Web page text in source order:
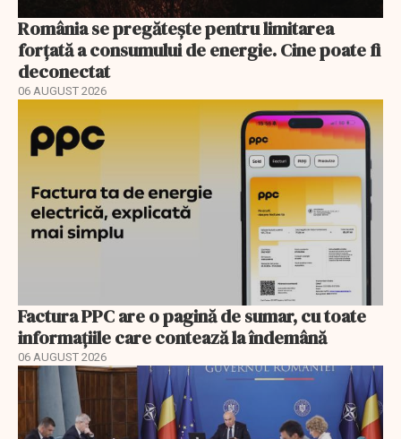
România se pregătește pentru limitarea
forțată a consumului de energie. Cine poate fi
deconectat
06 AUGUST 2026
Factura PPC are o pagină de sumar, cu toate
informațiile care contează la îndemână
06 AUGUST 2026